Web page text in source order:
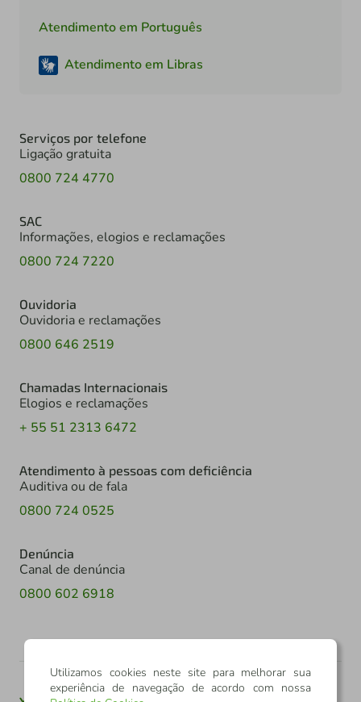
Atendimento em Português
Atendimento em Libras
Serviços por telefone
Ligação gratuita
0800 724 4770
SAC
Informações, elogios e reclamações
0800 724 7220
Ouvidoria
Ouvidoria e reclamações
0800 646 2519
Chamadas Internacionais
Elogios e reclamações
+ 55 51 2313 6472
Atendimento à pessoas com deficiência
Auditiva ou de fala
0800 724 0525
Denúncia
Canal de denúncia
0800 602 6918
Utilizamos cookies neste site para melhorar sua
experiência de navegação de acordo com nossa